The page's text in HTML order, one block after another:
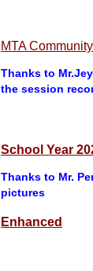
MTA
Thanks to
the session
School Year
Thanks to Mr.
pictures
Enhanced